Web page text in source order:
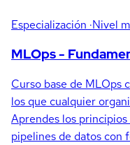
Especialización ·Nivel
MLOps -
Curso base de MLOps
los que cualquier
Aprendes los
pipelines de datos con